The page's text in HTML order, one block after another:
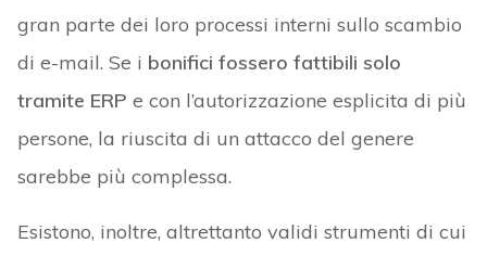
gran parte dei loro processi interni sullo scambio
di e-mail. Se i bonifici fossero fattibili solo
tramite ERP e con l’autorizzazione esplicita di più
persone, la riuscita di un attacco del genere
sarebbe più complessa.
Esistono, inoltre, altrettanto validi strumenti di cui